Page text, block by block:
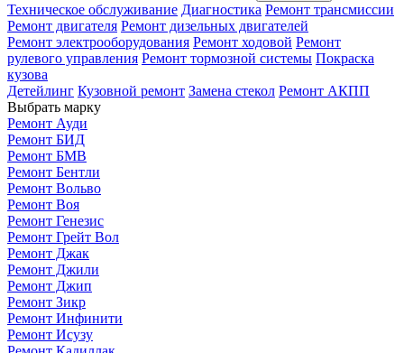
Техническое обслуживание Диагностика Ремонт трансмиссии
Ремонт двигателя Ремонт дизельных двигателей
Ремонт электрооборудования Ремонт ходовой Ремонт
рулевого управления Ремонт тормозной системы Покраска
кузова
Детейлинг Кузовной ремонт Замена стекол Ремонт АКПП
Выбрать марку
Ремонт Ауди
Ремонт БИД
Ремонт БМВ
Ремонт Бентли
Ремонт Вольво
Ремонт Воя
Ремонт Генезис
Ремонт Грейт Вол
Ремонт Джак
Ремонт Джили
Ремонт Джип
Ремонт Зикр
Ремонт Инфинити
Ремонт Исузу